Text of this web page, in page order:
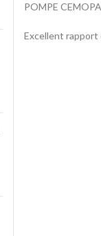
POMPE
Excellent rapport